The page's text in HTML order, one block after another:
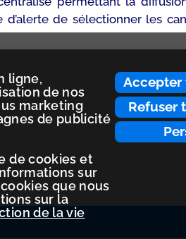
Accepter
Refuser
ligne,
de nos
marketing
de publicité
de cookies et
sur
que nous
sur la
de la vie
de sélectionner les